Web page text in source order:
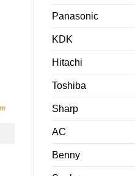
Panasonic
KDK
Hitachi
Toshiba
Sharp
AC
Benny